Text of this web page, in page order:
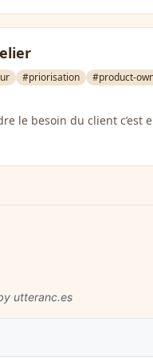
#priorisation #product-
le besoin du client